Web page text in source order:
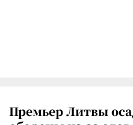
Премьер Литвы